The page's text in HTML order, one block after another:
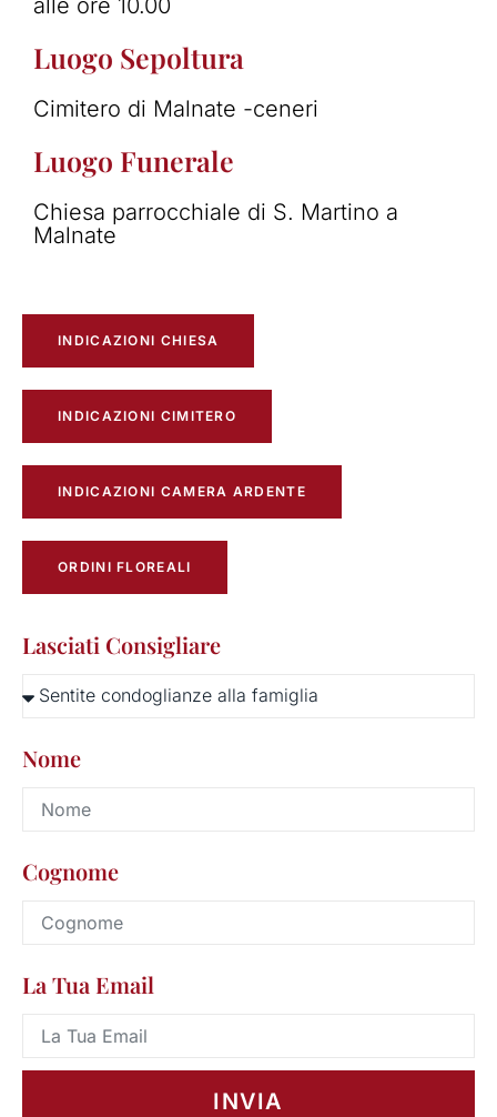
Luogo Sepoltura
Cimitero di Malnate -ceneri
Luogo Funerale
Chiesa parrocchiale di S. Martino a
Malnate
INDICAZIONI CHIESA
INDICAZIONI CIMITERO
INDICAZIONI CAMERA ARDENTE
ORDINI FLOREALI
Lasciati Consigliare
Nome
Cognome
La Tua Email
INVIA